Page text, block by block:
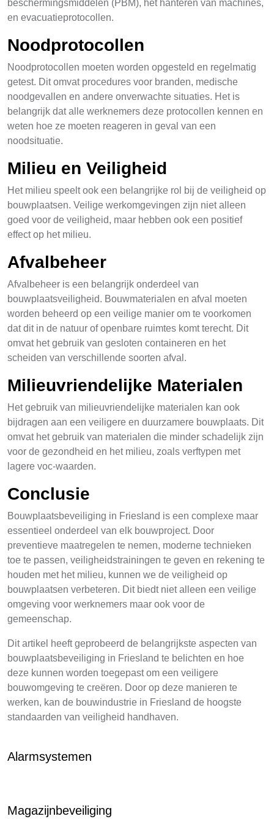
beschermingsmiddelen (PBM), het hanteren van machines,
en evacuatieprotocollen.
Noodprotocollen
Noodprotocollen moeten worden opgesteld en regelmatig
getest. Dit omvat procedures voor branden, medische
noodgevallen en andere onverwachte situaties. Het is
belangrijk dat alle werknemers deze protocollen kennen en
weten hoe ze moeten reageren in geval van een
noodsituatie.
Milieu en Veiligheid
Het milieu speelt ook een belangrijke rol bij de veiligheid op
bouwplaatsen. Veilige werkomgevingen zijn niet alleen
goed voor de veiligheid, maar hebben ook een positief
effect op het milieu.
Afvalbeheer
Afvalbeheer is een belangrijk onderdeel van
bouwplaatsveiligheid. Bouwmaterialen en afval moeten
worden beheerd op een veilige manier om te voorkomen
dat dit in de natuur of openbare ruimtes komt terecht. Dit
omvat het gebruik van gesloten containeren en het
scheiden van verschillende soorten afval.
Milieuvriendelijke Materialen
Het gebruik van milieuvriendelijke materialen kan ook
bijdragen aan een veiligere en duurzamere bouwplaats. Dit
omvat het gebruik van materialen die minder schadelijk zijn
voor de gezondheid en het milieu, zoals verftypen met
lagere voc-waarden.
Conclusie
Bouwplaatsbeveiliging in Friesland is een complexe maar
essentieel onderdeel van elk bouwproject. Door
preventieve maatregelen te nemen, moderne technieken
toe te passen, veiligheidstrainingen te geven en rekening te
houden met het milieu, kunnen we de veiligheid op
bouwplaatsen verbeteren. Dit biedt niet alleen een veilige
omgeving voor werknemers maar ook voor de
gemeenschap.
Dit artikel heeft geprobeerd de belangrijkste aspecten van
bouwplaatsbeveiliging in Friesland te belichten en hoe
deze kunnen worden toegepast om een veiligere
bouwomgeving te creëren. Door op deze manieren te
werken, kan de bouwindustrie in Friesland de hoogste
standaarden van veiligheid handhaven.
Alarmsystemen
Magazijnbeveiliging